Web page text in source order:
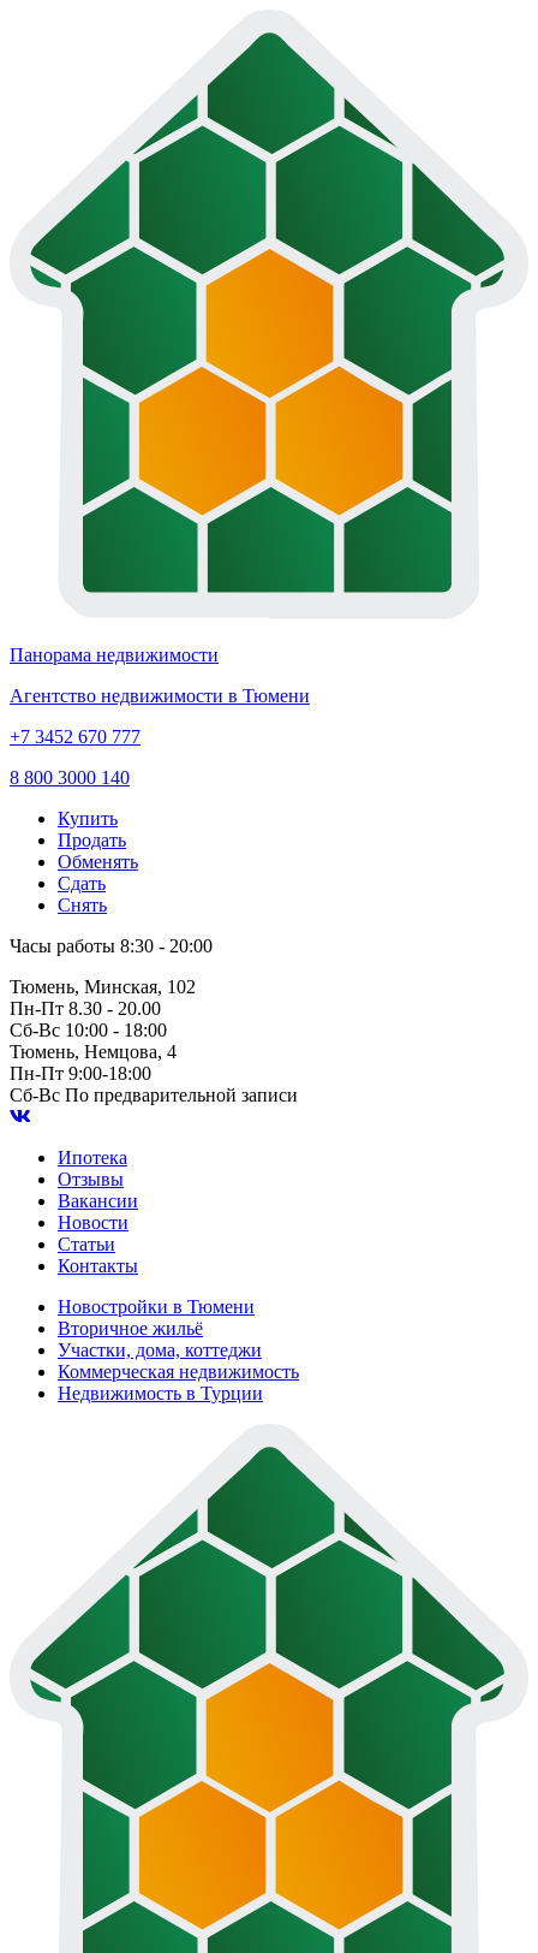
Панорама недвижимости
Агентство недвижимости в Тюмени
+7 3452 670 777
8 800 3000 140
Купить
Продать
Обменять
Сдать
Снять
Часы работы 8:30 - 20:00
Тюмень, Минская, 102
Пн-Пт 8.30 - 20.00
Сб-Вс 10:00 - 18:00
Тюмень, Немцова, 4
Пн-Пт 9:00-18:00
Сб-Вс По предварительной записи
Ипотека
Отзывы
Вакансии
Новости
Статьи
Контакты
Новостройки в Тюмени
Вторичное жильё
Участки, дома, коттеджи
Коммерческая недвижимость
Недвижимость в Турции